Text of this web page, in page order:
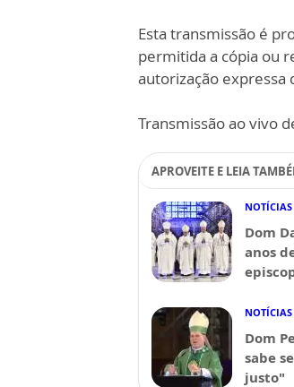
Esta transmissão é
permitida a cópia ou
autorização expressa
Transmissão ao vivo
APROVEITE E LEIA
NOTÍCIAS
Dom
anos
NOTÍCIAS
Dom
sabe
justo"